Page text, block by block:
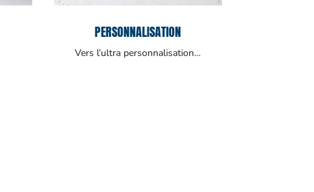
PERSONNALISATION
Vers l’ultra personnalisation…